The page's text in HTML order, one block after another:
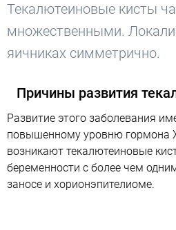
Текалютеиновые кисты
множественными.
яичниках симметрично.
Причины развития
Развитие этого заболевания
повышенному уровню гормона
возникают текалютеиновые
беременности с более чем
заносе и хорионэпителиоме.